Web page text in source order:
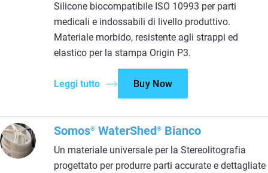
Silicone biocompatibile ISO 10993 per parti
medicali e indossabili di livello produttivo.
Materiale morbido, resistente agli strappi ed
elastico per la stampa Origin P3.
Leggi tutto Buy Now
Somos® WaterShed® Bianco
Un materiale universale per la Stereolitografia
progettato per produrre parti accurate e dettagliate